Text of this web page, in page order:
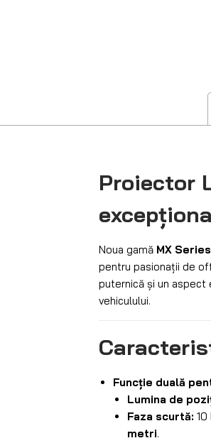
Proiector
Noua gamă MX Series
pentru pasionații de
puternică și un aspect
vehiculului.
Funcție duală
Lumina de
Faza scurtă:
metri.